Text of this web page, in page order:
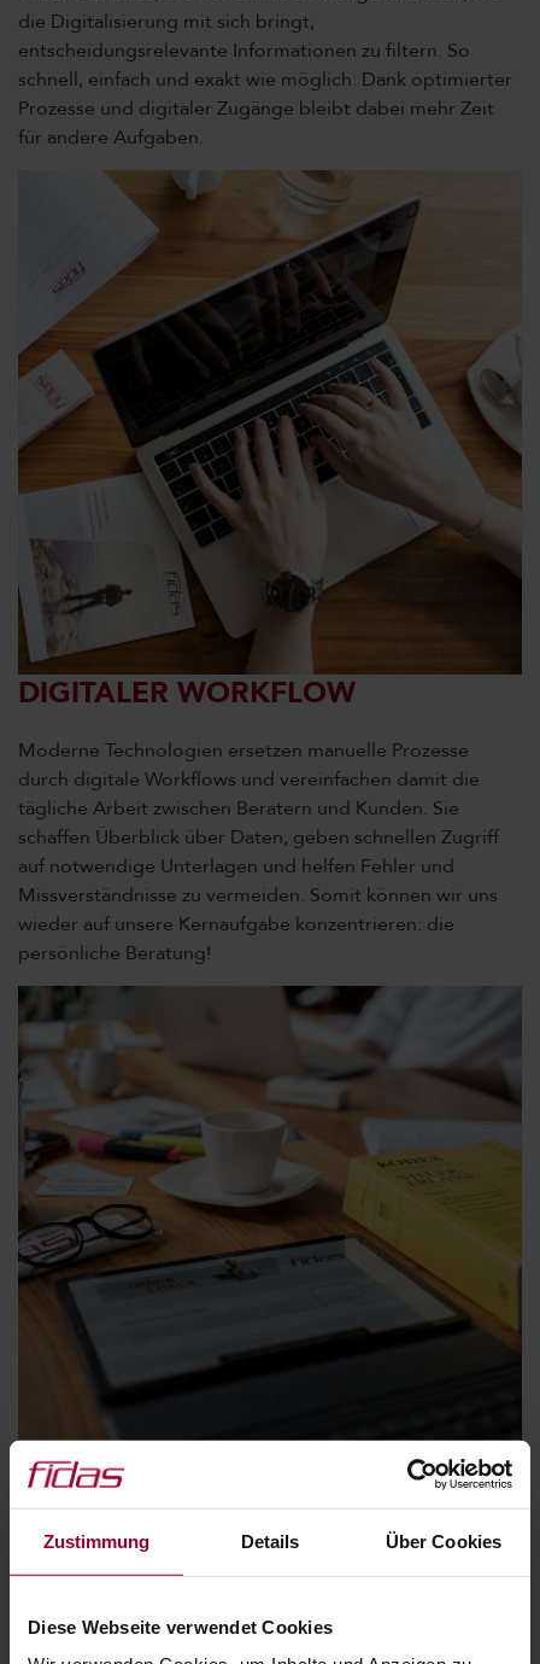
Zustimmung Details Über Cookies
Diese Webseite verwendet Cookies
die Digitalisierung mit sich bringt,
entscheidungsrelevante Informationen zu filtern. So
schnell, einfach und exakt wie möglich. Dank optimierter
Prozesse und digitaler Zugänge bleibt dabei mehr Zeit
für andere Aufgaben.
DIGITALER WORKFLOW
Moderne Technologien ersetzen manuelle Prozesse
durch digitale Workflows und vereinfachen damit die
tägliche Arbeit zwischen Beratern und Kunden. Sie
schaffen Überblick über Daten, geben schnellen Zugriff
auf notwendige Unterlagen und helfen Fehler und
Missverständnisse zu vermeiden. Somit können wir uns
wieder auf unsere Kernaufgabe konzentrieren: die
persönliche Beratung!
DIGITALE SCHWERPUNKTE